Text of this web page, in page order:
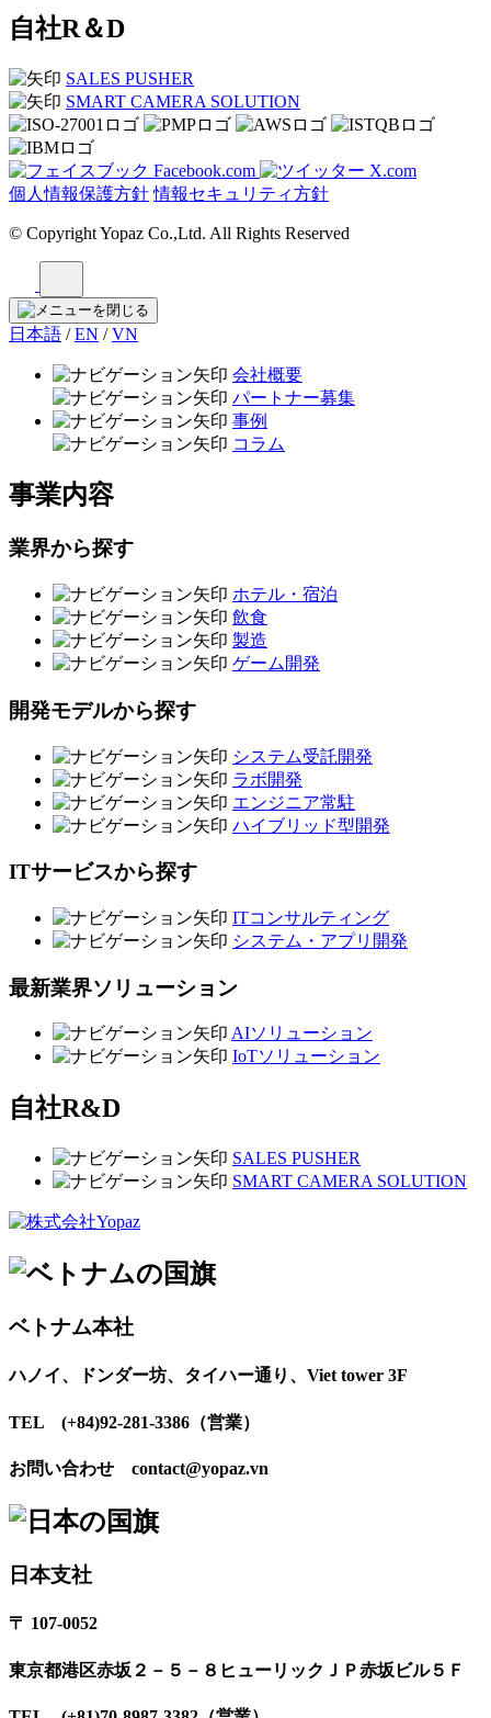
自社R＆D
SALES PUSHER
SMART CAMERA SOLUTION
Facebook.com
X.com
個人情報保護方針 情報セキュリティ方針
© Copyright Yopaz Co.,Ltd. All Rights Reserved
日本語 / EN / VN
会社概要
パートナー募集
事例
コラム
事業内容
業界から探す
ホテル・宿泊
飲食
製造
ゲーム開発
開発モデルから探す
システム受託開発
ラボ開発
エンジニア常駐
ハイブリッド型開発
ITサービスから探す
ITコンサルティング
システム・アプリ開発
最新業界ソリューション
AIソリューション
IoTソリューション
自社R&D
SALES PUSHER
SMART CAMERA SOLUTION
ベトナム本社
ハノイ、ドンダー坊、タイハー通り、Viet tower 3F
TEL (+84)92-281-3386（営業）
お問い合わせ contact@yopaz.vn
日本支社
〒 107-0052
東京都港区赤坂２－５－８ヒューリックＪＰ赤坂ビル５Ｆ